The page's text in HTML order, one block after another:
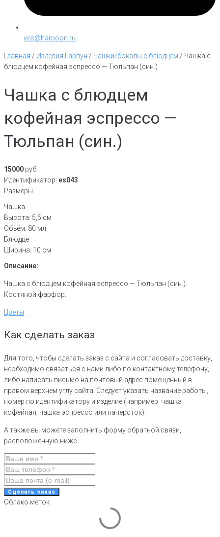
yes@harpoon.ru
Главная / Изделия Гарпун / Чашки/бокалы с блюдцем / Чашка с
блюдцем кофейная эспрессо — Тюльпан (син.)
Чашка с блюдцем
кофейная эспрессо —
Тюльпан (син.)
15000 руб.
Идентификатор: es043
Размеры
Чашка
Высота: 5,5 см
Объём: 80 мл
Блюдце
Ширина: 10 см
Описание:
Чашка с блюдцем кофейная эспрессо — Тюльпан (син.).
Костяной фарфор.
Цветы
Как сделать заказ
Для того, чтобы сделать заказ с сайта и согласовать доставку,
необходимо связаться с нами либо по контактному телефону,
либо написать письмо на почтовый адрес помещенный в
правом верхнем углу сайта. Следует указать название работы,
номер по идентификатору и изделие (например: чашка
кофейная, чашка эспрессо или наперсток).
А также вы можете заполнить форму обратной связи,
расположенную ниже.
Сделать заказ
Облако меток